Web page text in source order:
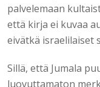
palvelemaan
että kirja ei kuvaa
eivätkä israelilaiset
Sillä, että Jumala
luovuttamaton